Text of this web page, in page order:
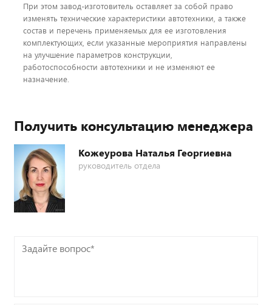
При этом завод-изготовитель оставляет за собой право
изменять технические характеристики автотехники, а также
состав и перечень применяемых для ее изготовления
комплектующих, если указанные мероприятия направлены
на улучшение параметров конструкции,
работоспособности автотехники и не изменяют ее
назначение.
Получить консультацию менеджера
Кожеурова Наталья Георгиевна
руководитель отдела
Задайте